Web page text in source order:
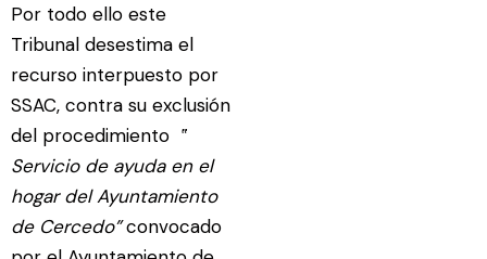
Por todo ello este
Tribunal desestima el
recurso interpuesto por
SSAC, contra su exclusión
del procedimiento ‟
Servicio de ayuda en el
hogar del Ayuntamiento
de Cercedo”convocado